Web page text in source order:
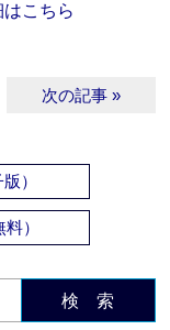
こちら
次の記事 »
）
）
検 索